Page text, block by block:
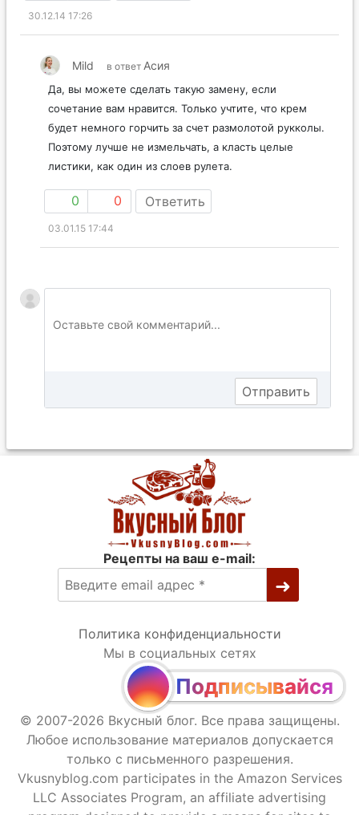
30.12.14 17:26
Mild в ответ Асия
Да, вы можете сделать такую замену, если
сочетание вам нравится. Только учтите, что крем
будет немного горчить за счет размолотой рукколы.
Поэтому лучше не измельчать, а класть целые
листики, как один из слоев рулета.
0 0 Ответить
03.01.15 17:44
Рецепты на ваш e-mail:
Политика конфиденциальности
Мы в социальных сетях
Подписывайся
© 2007-2026 Вкусный блог. Все права защищены.
Любое использование материалов допускается
только с письменного разрешения.
Vkusnyblog.com participates in the Amazon Services
LLC Associates Program, an affiliate advertising